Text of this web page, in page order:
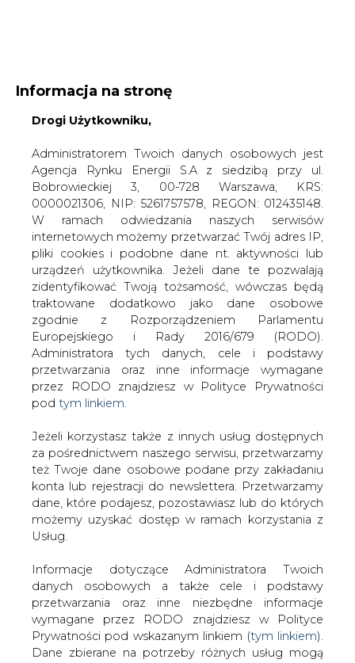
WŁĄCZ CIRE.TV
Administratorem Twoich danych osobowych jest
Bobrowieckiej 3, 00-728 Warszawa, KRS:
W ramach odwiedzania naszych serwisów
internetowych możemy przetwarzać Twój adres IP,
pliki cookies i podobne dane nt. aktywności lub
urządzeń użytkownika. Jeżeli dane te pozwalają
zidentyfikować Twoją tożsamość, wówczas będą
traktowane dodatkowo jako dane osobowe
zgodnie z Rozporządzeniem Parlamentu
Europejskiego i Rady 2016/679 (RODO).
Administratora tych danych, cele i podstawy
przetwarzania oraz inne informacje wymagane
przez RODO znajdziesz w Polityce Prywatności
podtym linkiem.
Jeżeli korzystasz także z innych usług dostępnych
za pośrednictwem naszego serwisu, przetwarzamy
też Twoje dane osobowe podane przy zakładaniu
dane, które podajesz, pozostawiasz lub do których
możemy uzyskać dostęp w ramach korzystania z
Usług.
Informacje dotyczące Administratora Twoich
danych osobowych a także cele i podstawy
przetwarzania oraz inne niezbędne informacje
Prywatności pod wskazanym linkiem (tym linkiem).
Dane zbierane na potrzeby różnych usług mogą
być przetwarzane w różnych celach, na różnych
podstawach.
Pamiętaj, że w związku z przetwarzaniem danych
Strona główna / TRANSPORT / Polski oddział
Volkswagena wyłączy w kwietniu linie produkcyjne w
fabryce w Wielkopolsce.
2021-04-13 10:00
drukuj
skomentuj
udostępnij: